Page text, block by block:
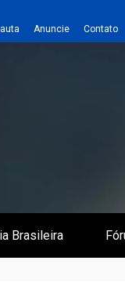
Anuncie Contato
Brasileira